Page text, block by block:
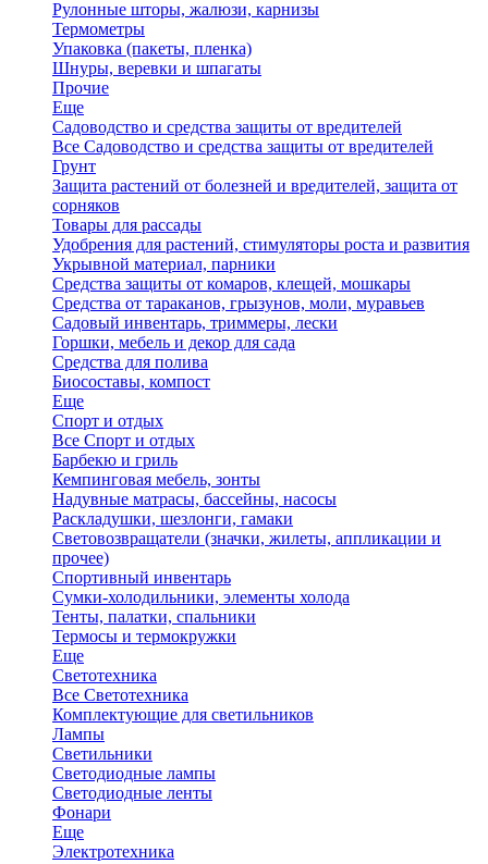
Рулонные шторы, жалюзи, карнизы
Термометры
Упаковка (пакеты, пленка)
Шнуры, веревки и шпагаты
Прочие
Еще
Садоводство и средства защиты от вредителей
Все Садоводство и средства защиты от вредителей
Грунт
Защита растений от болезней и вредителей, защита от
сорняков
Товары для рассады
Удобрения для растений, стимуляторы роста и развития
Укрывной материал, парники
Средства защиты от комаров, клещей, мошкары
Средства от тараканов, грызунов, моли, муравьев
Садовый инвентарь, триммеры, лески
Горшки, мебель и декор для сада
Средства для полива
Биосоставы, компост
Еще
Спорт и отдых
Все Спорт и отдых
Барбекю и гриль
Кемпинговая мебель, зонты
Надувные матрасы, бассейны, насосы
Раскладушки, шезлонги, гамаки
Световозвращатели (значки, жилеты, аппликации и
прочее)
Спортивный инвентарь
Сумки-холодильники, элементы холода
Тенты, палатки, спальники
Термосы и термокружки
Еще
Светотехника
Все Светотехника
Комплектующие для светильников
Лампы
Светильники
Светодиодные лампы
Светодиодные ленты
Фонари
Еще
Электротехника